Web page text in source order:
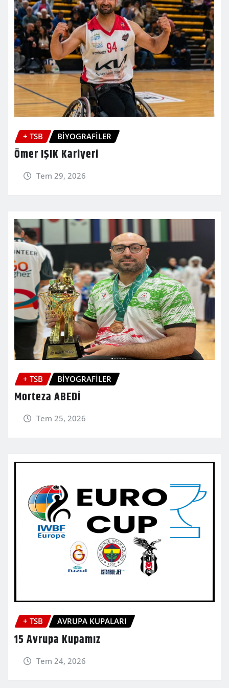
+ TSB BİYOGRAFİLER
Ömer IŞIK Kariyeri
Tem 29, 2026
+ TSB BİYOGRAFİLER
Morteza ABEDİ
Tem 25, 2026
+ TSB AVRUPA KUPALARI
15 Avrupa Kupamız
Tem 24, 2026